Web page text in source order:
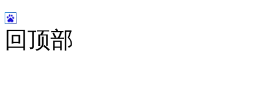
回顶部